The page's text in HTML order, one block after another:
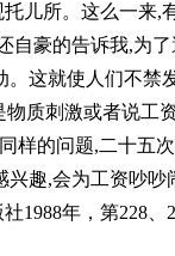
儿所。这么一来,
自豪的告诉我,为
这就使人们不禁
物质刺激或者说工
样的问题,二十五
兴趣,会为工资吵吵
社1988年，第228